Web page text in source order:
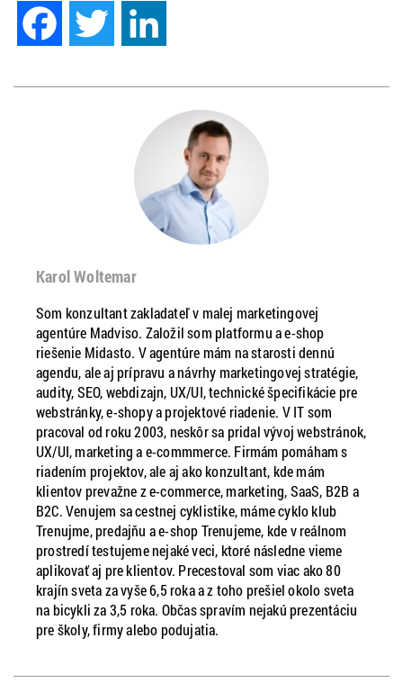
Facebook Twitter
Karol Woltemar
Som konzultant zakladateľ v malej marketingovej
agentúre Madviso. Založil som platformu a e-shop
riešenie Midasto. V agentúre mám na starosti dennú
agendu, ale aj prípravu a návrhy marketingovej stratégie,
audity, SEO, webdizajn, UX/UI, technické špecifikácie pre
webstránky, e-shopy a projektové riadenie. V IT som
pracoval od roku 2003, neskôr sa pridal vývoj webstránok,
UX/UI, marketing a e-commmerce. Firmám pomáham s
riadením projektov, ale aj ako konzultant, kde mám
klientov prevažne z e-commerce, marketing, SaaS, B2B a
B2C. Venujem sa cestnej cyklistike, máme cyklo klub
Trenujme, predajňu a e-shop Trenujeme, kde v reálnom
prostredí testujeme nejaké veci, ktoré následne vieme
aplikovať aj pre klientov. Precestoval som viac ako 80
krajín sveta za vyše 6,5 roka a z toho prešiel okolo sveta
na bicykli za 3,5 roka. Občas spravím nejakú prezentáciu
pre školy, firmy alebo podujatia.